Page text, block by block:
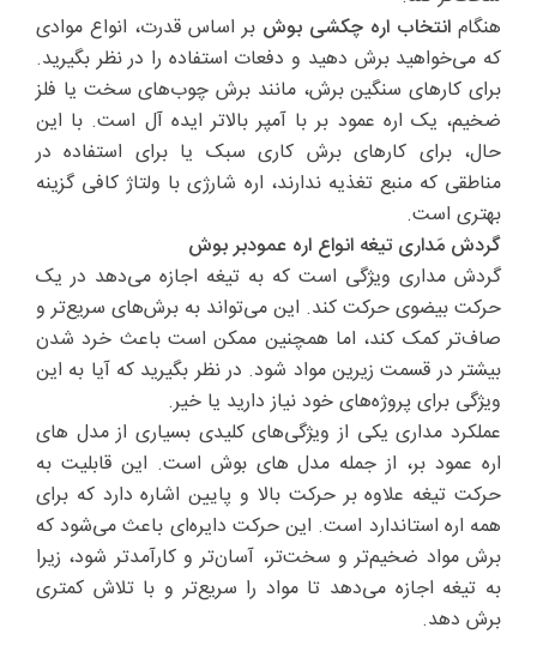
هنگام انتخاب اره چکشی بوش بر اساس قدرت، انواع موادی
که می‌خواهید برش دهید و دفعات استفاده را در نظر بگیرید.
برای کارهای سنگین برش، مانند برش چوب‌های سخت یا فلز
ضخیم، یک اره عمود بر با آمپر بالاتر ایده آل است. با این
حال، برای کارهای برش کاری سبک یا برای استفاده در
مناطقی که منبع تغذیه ندارند، اره شارژی با ولتاژ کافی گزینه
بهتری است.
گردش مَداری تیغه انواع اره عمودبر بوش
گردش مداری ویژگی است که به تیغه اجازه می‌دهد در یک
حرکت بیضوی حرکت کند. این می‌تواند به برش‌های سریع‌تر و
صاف‌تر کمک کند، اما همچنین ممکن است باعث خرد شدن
بیشتر در قسمت زیرین مواد شود. در نظر بگیرید که آیا به این
ویژگی برای پروژه‌های خود نیاز دارید یا خیر.
عملکرد مداری یکی از ویژگی‌های کلیدی بسیاری از مدل های
اره عمود بر، از جمله مدل های بوش است. این قابلیت به
حرکت تیغه علاوه بر حرکت بالا و پایین اشاره دارد که برای
همه اره استاندارد است. این حرکت دایره‌ای باعث می‌شود که
برش مواد ضخیم‌تر و سخت‌تر، آسان‌تر و کارآمدتر شود، زیرا
به تیغه اجازه می‌دهد تا مواد را سریع‌تر و با تلاش کمتری
برش دهد.